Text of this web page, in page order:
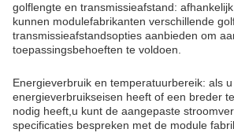
golflengte en transmissieafstand:
kunnen modulefabrikanten verschillende
transmissieafstandsopties aanbieden om
toepassingsbehoeften te voldoen.
Energieverbruik en temperatuurbereik: als
energieverbruikseisen heeft of een breder
nodig heeft,u kunt de aangepaste
specificaties bespreken met de module